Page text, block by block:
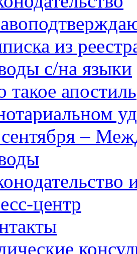
из
с/на языки
такое апостиль
–
центр